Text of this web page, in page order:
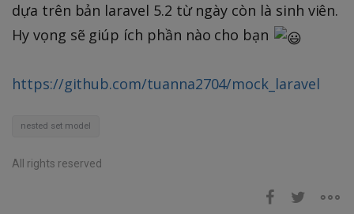
dựa trên bản laravel 5.2 từ ngày còn là sinh viên.
Hy vọng sẽ giúp ích phần nào cho bạn
https://github.com/tuanna2704/mock_laravel
nested set model
All rights reserved